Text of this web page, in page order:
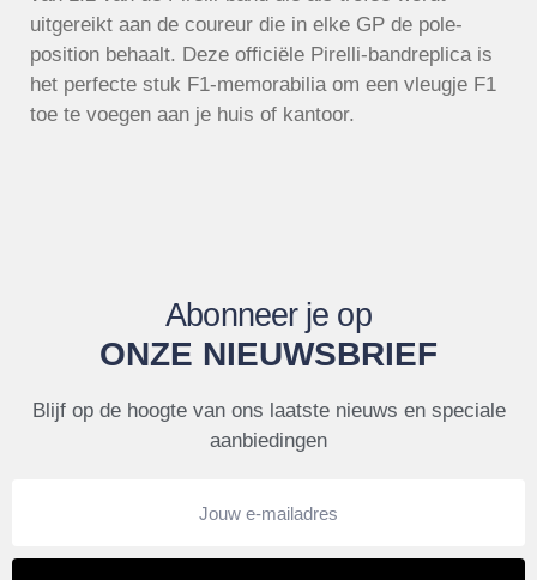
uitgereikt aan de coureur die in elke GP de pole-
position behaalt. Deze officiële Pirelli-bandreplica is
het perfecte stuk F1-memorabilia om een vleugje F1
toe te voegen aan je huis of kantoor.
Abonneer je op
ONZE NIEUWSBRIEF
Blijf op de hoogte van ons laatste nieuws en speciale
aanbiedingen